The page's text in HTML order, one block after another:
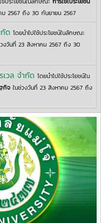
ม 2567 ถึง 30 กันยายน 2567
ด โดยนำไปใช้ประโยชน์ในลักษณะ
งวันที่ 23 สิงหาคม 2567 ถึง 30
เวล จำกัด โดยนำไปใช้ประโยชน์ใน
กิจ ในช่วงวันที่ 23 สิงหาคม 2567 ถึง